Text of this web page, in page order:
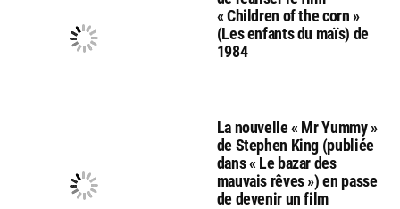
« Children of the corn »
(Les enfants du maïs) de
1984
La nouvelle « Mr Yummy »
de Stephen King (publiée
dans « Le bazar des
mauvais rêves ») en passe
de devenir un film